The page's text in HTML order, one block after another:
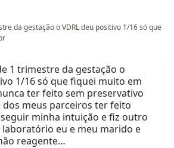
da gestação o VDRL deu positivo 1/16 só que
1 trimestre da gestação o
1/16 só que fiquei muito em
ter feito sem preservativo
dos meus parceiros ter feito
minha intuição e fiz outro
laboratório eu e meu marido e
reagente…